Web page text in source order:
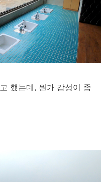
했는데, 뭔가 감성이 좀